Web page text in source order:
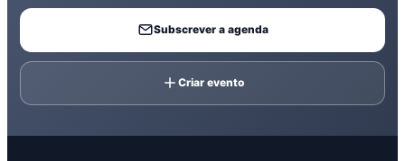
Subscrever a agenda
Criar evento